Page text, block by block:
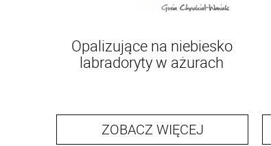
Opalizujące na niebiesko
labradoryty w ażurach
ZOBACZ WIĘCEJ